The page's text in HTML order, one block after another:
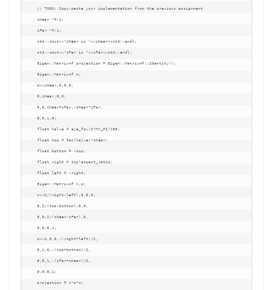
    // TODO: Copy-paste your implementation from the previous assignment.
    zNear *=-1;
    zFar *=-1;
    std::cout<<"zNear is "<<zNear<<std::endl;
    std::cout<<"zFar is "<<zFar<<std::endl;
    Eigen::Matrix4f projection = Eigen::Matrix4f::Identity();
    Eigen::Matrix4f m;
    m<<zNear,0,0,0,
    0,zNear,0,0,
    0,0,zNear+zFar,-zNear*zFar,
    0,0,1,0;
    float halve = eye_fov/2*MY_PI/180;
    float top = tan(halve)*zNear;
    float bottom = -top;
    float right = top*aspect_ratio;
    float left = -right;
    Eigen::Matrix4f n,p;
    n<<2/(right-left),0,0,0,
    0,2/(top-bottom),0,0,
    0,0,2/(zNear-zFar),0,
    0,0,0,1;
    p<<1,0,0,-(right+left)/2,
    0,1,0,-(top+bottom)/2,
    0,0,1,-(zFar+zNear)/2,
    0,0,0,1;
    projection = n*p*m;